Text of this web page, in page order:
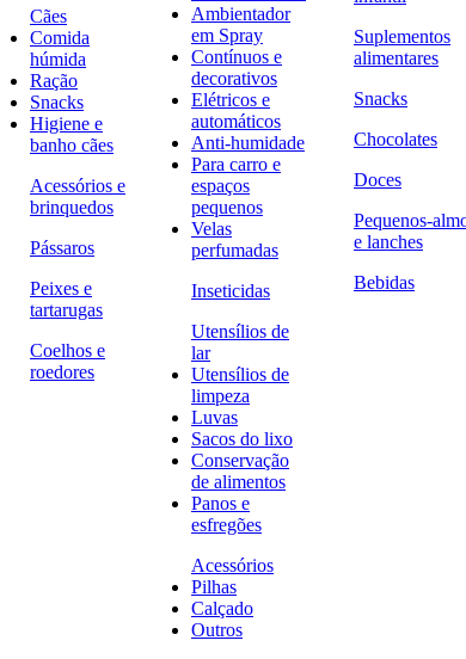
Cães
Comida
húmida
Ração
Snacks
Higiene e
banho cães
Acessórios e
brinquedos
Pássaros
Peixes e
tartarugas
Coelhos e
roedores
Ambientador
em Spray
Contínuos e
decorativos
Elétricos e
automáticos
Anti-humidade
Para carro e
espaços
pequenos
Velas
perfumadas
Inseticidas
Utensílios de
lar
Utensílios de
limpeza
Luvas
Sacos do lixo
Conservação
de alimentos
Panos e
esfregões
Acessórios
Pilhas
Calçado
Outros
Suplementos
alimentares
Snacks
Chocolates
Doces
Pequenos-
e lanches
Bebidas